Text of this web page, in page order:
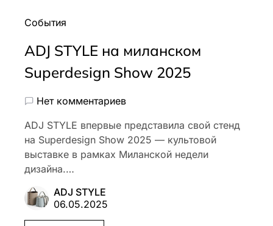
События
ADJ STYLE на миланском
Superdesign Show 2025
Нет комментариев
ADJ STYLE впервые представила свой стенд
на Superdesign Show 2025 — культовой
выставке в рамках Миланской недели
дизайна.…
ADJ STYLE
06.05.2025